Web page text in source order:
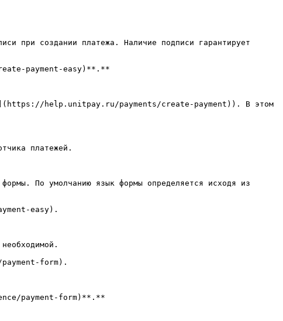
при создании платежа. Наличие подписи гарантирует
payment-easy)**.**
help.unitpay.ru/payments/create-payment)). В этом
платежей.
По умолчанию язык формы определяется исходя из
easy).
form).
payment-form)**.**